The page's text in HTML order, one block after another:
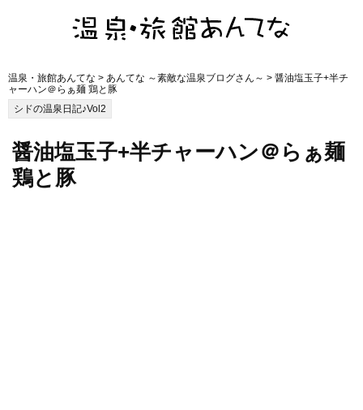
温泉・旅館あんてな > あんてな ～素敵な温泉ブログさん～ > 醤油塩玉子+半チ
ャーハン＠らぁ麺 鶏と豚
シドの温泉日記♪Vol2
醤油塩玉子+半チャーハン＠らぁ麺
鶏と豚